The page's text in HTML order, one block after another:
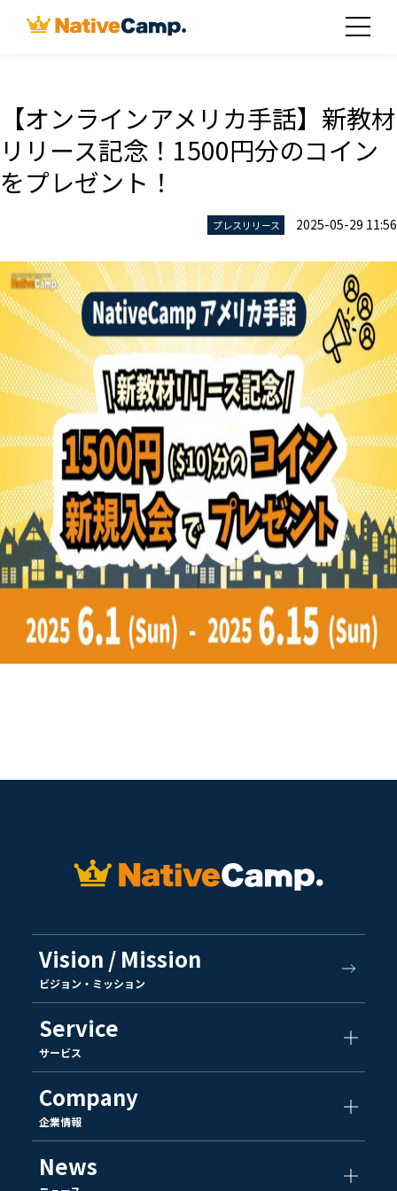
【オンラインアメリカ手話】新教材
リリース記念！1500円分のコイン
をプレゼント！
プレスリリース 2025-05-29 11:56
Vision / Mission
ビジョン・ミッション
Service
サービス
Company
企業情報
News